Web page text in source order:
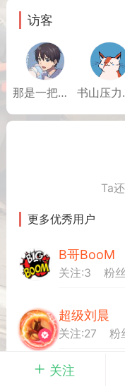
MOD下载 攻
大人
禁止发布联机
单机辅助引流私下
作弊模组在联机服务
模组的发布行为：1.
72
大人
Lv.8
关注
访客
那是一把烈刀 书
Ta
更多优秀用户
B哥BooM
关注:3 粉
超级刘晨
关注:27 粉
fangguan